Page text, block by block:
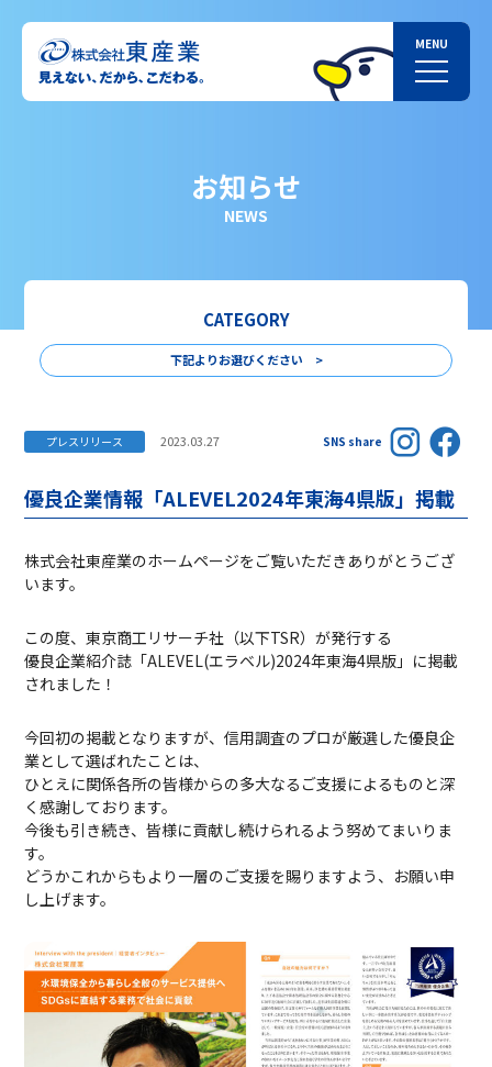
お知らせ
NEWS
CATEGORY
下記よりお選びください >
プレスリリース 2023.03.27 SNS share
優良企業情報「ALEVEL2024年東海4県版」掲載
株式会社東産業のホームページをご覧いただきありがとうござ
います。
この度、東京商工リサーチ社（以下TSR）が発行する
優良企業紹介誌「ALEVEL(エラベル)2024年東海4県版」に掲載
されました！
今回初の掲載となりますが、信用調査のプロが厳選した優良企
業として選ばれたことは、
ひとえに関係各所の皆様からの多大なるご支援によるものと深
く感謝しております。
今後も引き続き、皆様に貢献し続けられるよう努めてまいりま
す。
どうかこれからもより一層のご支援を賜りますよう、お願い申
し上げます。